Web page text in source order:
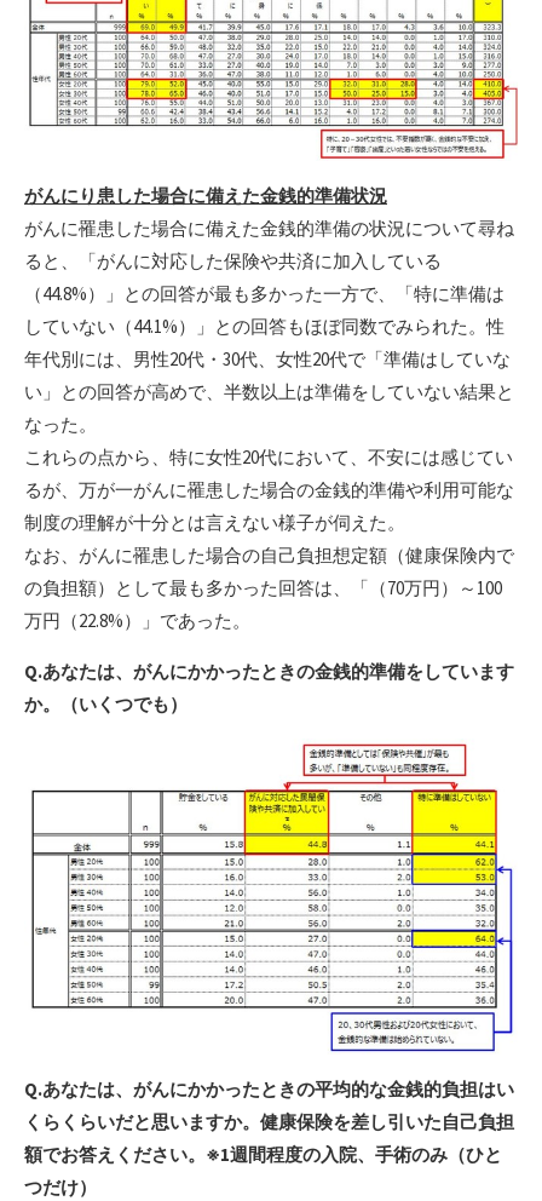
がんにり患した場合に備えた金銭的準備状況
がんに罹患した場合に備えた金銭的準備の状況について尋ね
ると、「がんに対応した保険や共済に加入している
（44.8%）」との回答が最も多かった一方で、「特に準備は
していない（44.1%）」との回答もほぼ同数でみられた。性
年代別には、男性20代・30代、女性20代で「準備はしていな
い」との回答が高めで、半数以上は準備をしていない結果と
なった。
これらの点から、特に女性20代において、不安には感じてい
るが、万が一がんに罹患した場合の金銭的準備や利用可能な
制度の理解が十分とは言えない様子が伺えた。
なお、がんに罹患した場合の自己負担想定額（健康保険内で
の負担額）として最も多かった回答は、「（70万円）～100
万円（22.8%）」であった。
Q.あなたは、がんにかかったときの金銭的準備をしています
か。（いくつでも）
Q.あなたは、がんにかかったときの平均的な金銭的負担はい
くらくらいだと思いますか。健康保険を差し引いた自己負担
額でお答えください。※1週間程度の入院、手術のみ（ひと
つだけ）